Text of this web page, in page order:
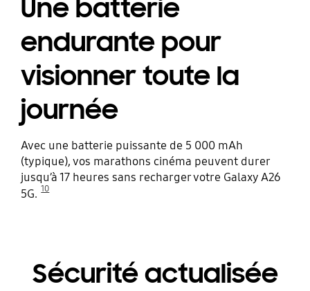
Une batterie
endurante pour
visionner toute la
journée
Avec une batterie puissante de 5 000 mAh
(typique), vos marathons cinéma peuvent durer
jusqu’à 17 heures sans recharger votre Galaxy A26
5G. 10
Sécurité actualisée